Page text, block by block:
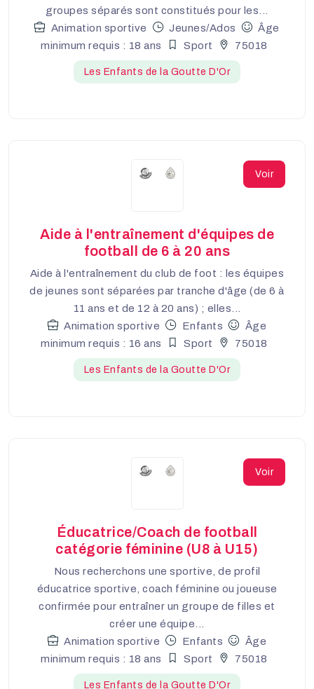
groupes séparés sont constitués pour les...
Animation sportive
Jeunes/Ados
Âge
minimum requis : 18 ans
Sport 75018
Les Enfants de la Goutte D'Or
Voir
Aide à l'entraînement d'équipes de
football de 6 à 20 ans
Aide à l'entraînement du club de foot : les équipes
de jeunes sont séparées par tranche d'âge (de 6 à
11 ans et de 12 à 20 ans) ; elles...
Animation sportive
Enfants
Âge
minimum requis : 16 ans
Sport 75018
Les Enfants de la Goutte D'Or
Voir
Éducatrice/Coach de football
catégorie féminine (U8 à U15)
Nous recherchons une sportive, de profil
éducatrice sportive, coach féminine ou joueuse
confirmée pour entraîner un groupe de filles et
créer une équipe...
Animation sportive
Enfants
Âge
minimum requis : 18 ans
Sport 75018
Les Enfants de la Goutte D'Or